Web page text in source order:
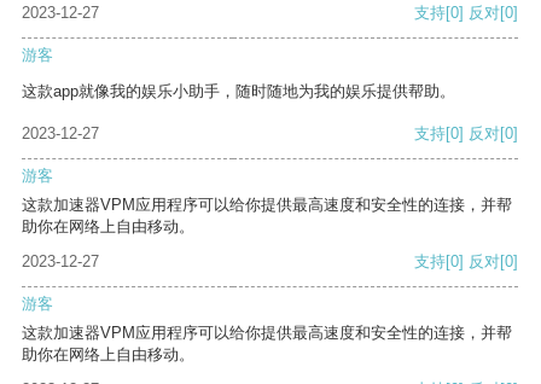
2023-12-27 支持[0] 反对[0]
游客
这款app就像我的娱乐小助手，随时随地为我的娱乐提供帮助。
2023-12-27 支持[0] 反对[0]
游客
这款加速器VPM应用程序可以给你提供最高速度和安全性的连接，并帮
助你在网络上自由移动。
2023-12-27
支持[0] 反对[0]
游客
这款加速器VPM应用程序可以给你提供最高速度和安全性的连接，并帮
助你在网络上自由移动。